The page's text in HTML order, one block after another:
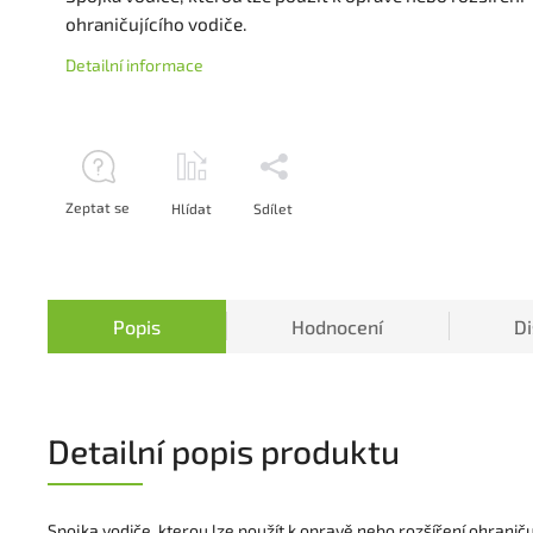
ohraničujícího vodiče.
Detailní informace
Zeptat se Hlídat Sdílet
Popis Hodnocení
Detailní popis produktu